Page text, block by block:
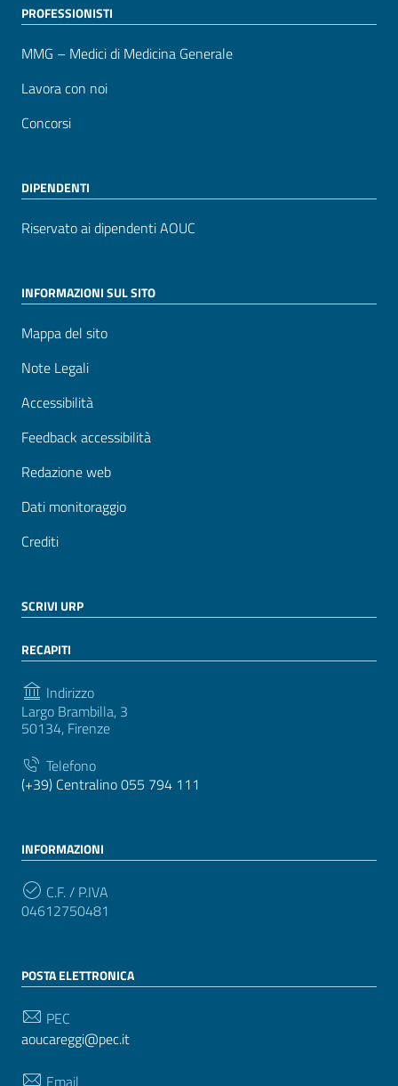
PROFESSIONISTI
MMG – Medici di Medicina Generale
Lavora con noi
Concorsi
DIPENDENTI
Riservato ai dipendenti AOUC
INFORMAZIONI SUL SITO
Mappa del sito
Note Legali
Accessibilità
Feedback accessibilità
Redazione web
Dati monitoraggio
Crediti
SCRIVI URP
RECAPITI
Indirizzo
Largo Brambilla, 3
50134, Firenze
Telefono
(+39) Centralino 055 794 111
INFORMAZIONI
C.F. / P.IVA
04612750481
POSTA ELETTRONICA
PEC
aoucareggi@pec.it
Email